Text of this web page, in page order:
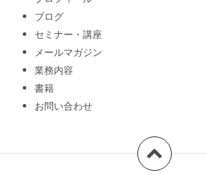
ブログ
セミナー・講座
メールマガジン
業務内容
書籍
お問い合わせ